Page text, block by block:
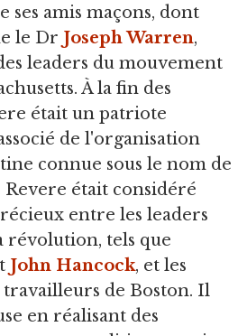
amis maçons, dont
le Dr Joseph Warren,
leaders du mouvement
À la fin des
était un patriote
de l'organisation
connue sous le nom de
était considéré
entre les leaders
révolution, tels que
John Hancock, et les
travailleurs de Boston. Il
en réalisant des